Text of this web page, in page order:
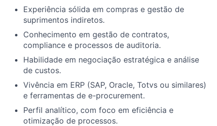
Experiência sólida em compras e gestão de
suprimentos indiretos.
Conhecimento em gestão de contratos,
compliance e processos de auditoria.
Habilidade em negociação estratégica e análise
de custos.
Vivência em ERP (SAP, Oracle, Totvs ou similares)
e ferramentas de e-procurement.
Perfil analítico, com foco em eficiência e
otimização de processos.